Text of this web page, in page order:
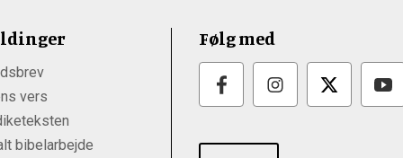
vers
bibelarbejde
Følg med